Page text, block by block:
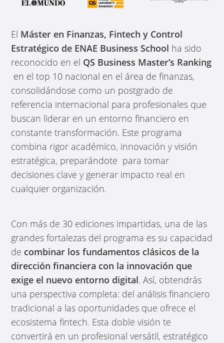
El Máster en Finanzas, Fintech y Control
Estratégico de ENAE Business School ha sido
reconocido en el QS Business Master’s Ranking
en el top 10 nacional en el área de finanzas,
consolidándose como un postgrado de
referencia internacional para profesionales que
buscan liderar en un entorno financiero en
constante transformación. Este programa
combina rigor académico, innovación y visión
estratégica, preparándote para tomar
decisiones clave y generar impacto real en
cualquier organización.
Con más de 30 ediciones impartidas, una de las
grandes fortalezas del programa es su capacidad
de combinar los fundamentos clásicos de la
dirección financiera con la innovación que
exige el nuevo entorno digital. Así, obtendrás
una perspectiva completa: del análisis financiero
tradicional a las oportunidades que ofrece el
ecosistema fintech. Esta doble visión te
convertirá en un profesional versátil, estratégico